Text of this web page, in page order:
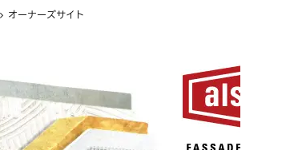
オーナーズサイト